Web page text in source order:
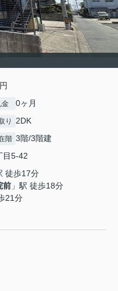
金 0ヶ月
り 2DK
階 3階/3階建
目5-42
徒歩17分
前 」駅 徒歩18分
21分